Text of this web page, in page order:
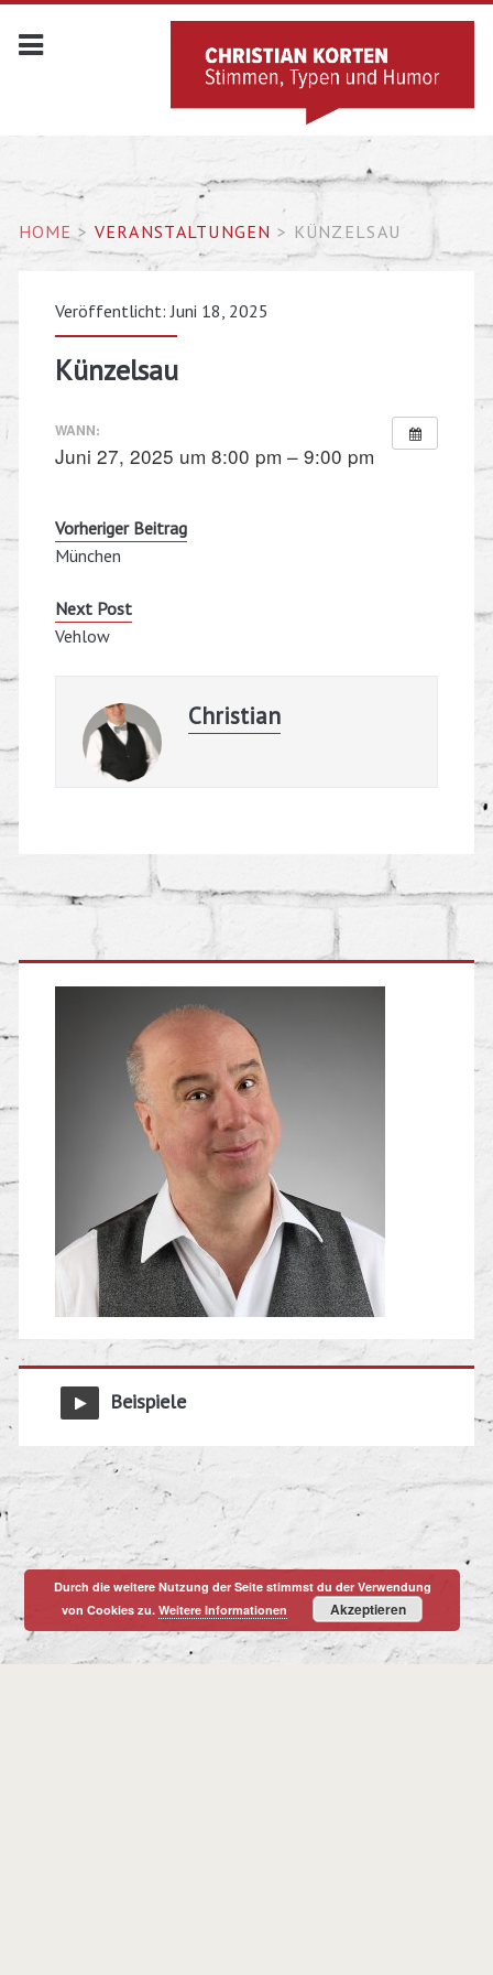
HOME > VERANSTALTUNGEN > KÜNZELSAU
Veröffentlicht: Juni 18, 2025
Künzelsau
WANN:
Juni 27, 2025 um 8:00 pm – 9:00 pm
Vorheriger Beitrag
München
Next Post
Vehlow
Christian
Beispiele
Durch die weitere Nutzung der Seite stimmst du der Verwendung
von Cookies zu.Weitere Informationen Akzeptieren